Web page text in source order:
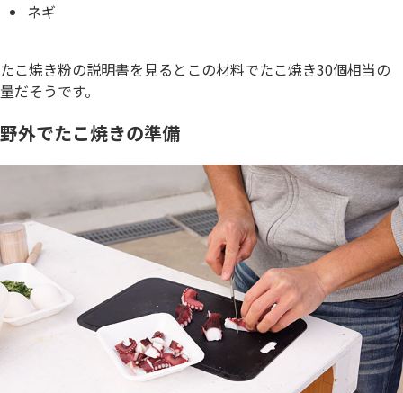
ネギ
たこ焼き粉の説明書を見るとこの材料でたこ焼き30個相当の
量だそうです。
野外でたこ焼きの準備